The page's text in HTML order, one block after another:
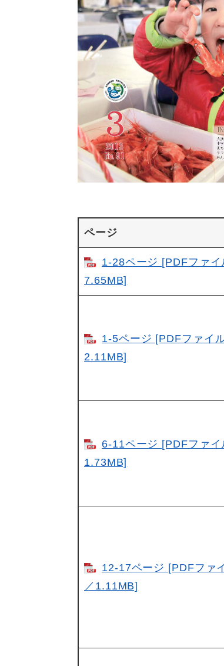
ページ
1-28ページ [PDFファイ
7.65MB]
1-5ページ [PDFファイ
2.11MB]
6-11ページ [PDFファイ
1.73MB]
12-17ページ [PDFファ
／1.11MB]